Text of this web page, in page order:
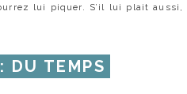
lui piquer. S’il lui plait aussi,
DU TEMPS